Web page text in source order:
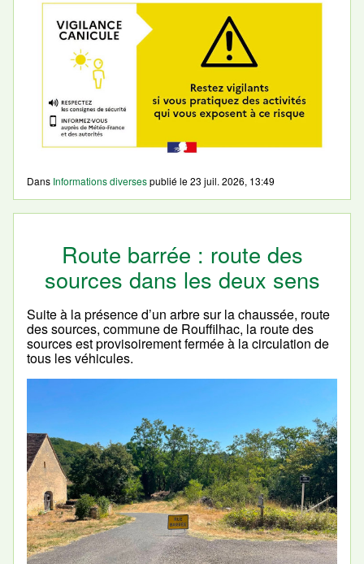
Dans Informations diversespublié le23 juil. 2026, 13:49
Route barrée : route des
sources dans les deux sens
Suite à la présence d’un arbre sur la chaussée, route
des sources, commune de Rouffilhac, la route des
sources est provisoirement fermée à la circulation de
tous les véhicules.